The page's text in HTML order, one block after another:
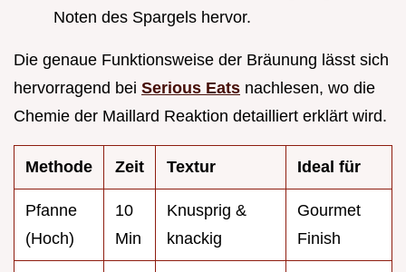
Noten des Spargels hervor.
Die genaue Funktionsweise der Bräunung lässt sich
hervorragend bei Serious Eats nachlesen, wo die
Chemie der Maillard Reaktion detailliert erklärt wird.
Methode Zeit Textur Ideal für
Pfanne
(Hoch)
10
Min
Knusprig &
knackig
Gourmet
Finish